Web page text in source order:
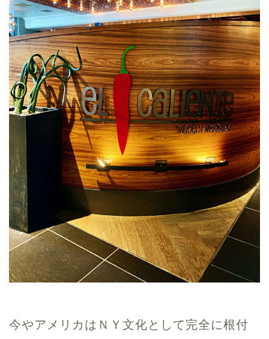
今やアメリカはＮＹ文化として完全に根付